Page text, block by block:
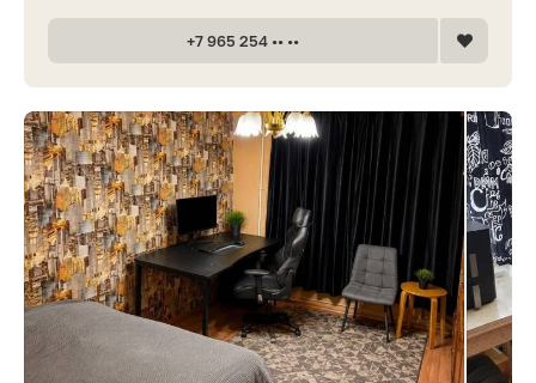
+7 965 254 •• ••